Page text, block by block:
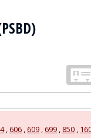
, 606 , 609 , 699 , 850 ,